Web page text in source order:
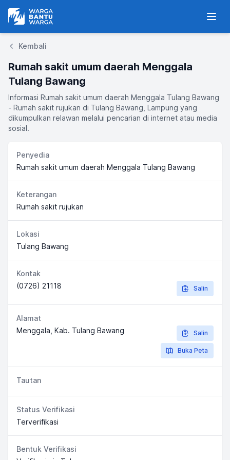
Warga Bantu Warga
Kembali
Rumah sakit umum daerah Menggala
Tulang Bawang
Informasi Rumah sakit umum daerah Menggala Tulang Bawang
- Rumah sakit rujukan di Tulang Bawang, Lampung yang
dikumpulkan relawan melalui pencarian di internet atau media
sosial.
Penyedia
Rumah sakit umum daerah Menggala Tulang Bawang
Keterangan
Rumah sakit rujukan
Lokasi
Tulang Bawang
Kontak
(0726) 21118
Salin
Alamat
Menggala, Kab. Tulang Bawang
Salin
Buka Peta
Tautan
Status Verifikasi
Terverifikasi
Bentuk Verifikasi